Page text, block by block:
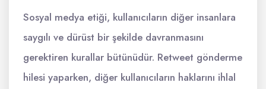
Sosyal medya etiği, kullanıcıların diğer insanlara
saygılı ve dürüst bir şekilde davranmasını
gerektiren kurallar bütünüdür. Retweet gönderme
hilesi yaparken, diğer kullanıcıların haklarını ihlal